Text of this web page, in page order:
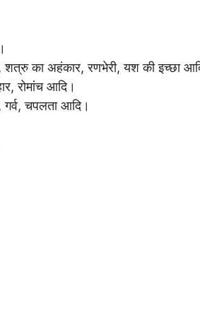
शत्रु का अहंकार, रणभेरी, यश की इच्छा
रोमांच आदि।
चपलता आदि।